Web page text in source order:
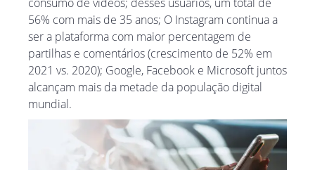
56% com mais de 35 anos; O Instagram continua a
ser a plataforma com maior percentagem de
partilhas e comentários (crescimento de 52% em
2021 vs. 2020); Google, Facebook e Microsoft juntos
alcançam mais da metade da população digital
mundial.